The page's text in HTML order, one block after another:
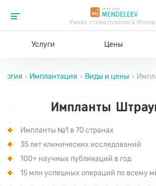
Умная стоматология в
Услуги Цены
› Имплантация › Виды и цены ›
Импланты
Импланты №1 в 70 странах
35 лет клинических исследований
100+ научных публикаций в год
15 млн успешных операций по всему